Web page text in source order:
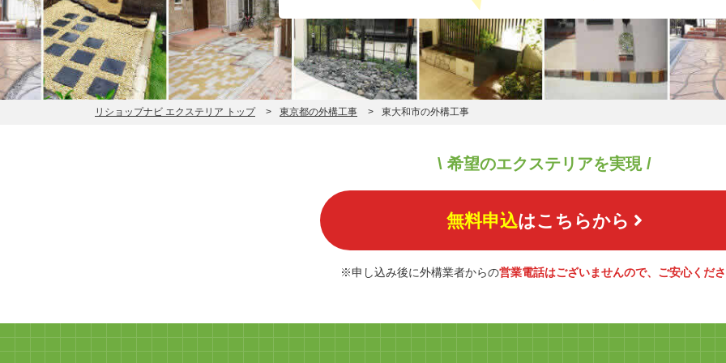
リショップナビ エクステリア トップ 東京都の外構工事 東大和市の外構工事
\ 希望のエクステリアを実現 /
無料申込はこちらから
※申し込み後に外構業者からの営業電話はございませんので、ご安心くだ